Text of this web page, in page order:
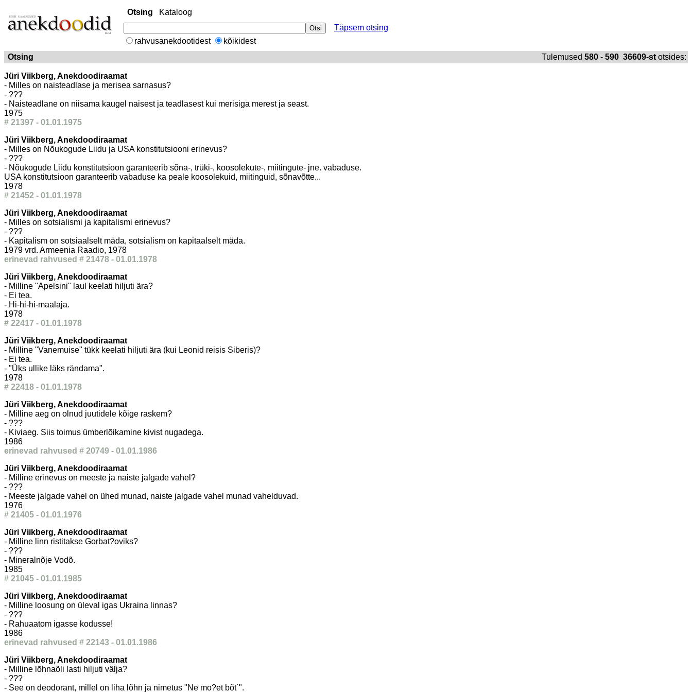
Otsing
Kataloog
Täpsem otsing
rahvusanekdootidest
kõikidest
Otsing
Tulemused 580 - 590 36609-st otsides:
Jüri Viikberg, Anekdoodiraamat
- Milles on naisteadlase ja merisea sarnasus?
- ???
- Naisteadlane on niisama kaugel naisest ja teadlasest kui merisiga merest ja seast.
1975
# 21397 - 01.01.1975
Jüri Viikberg, Anekdoodiraamat
- Milles on Nõukogude Liidu ja USA konstitutsiooni erinevus?
- ???
- Nõukogude Liidu konstitutsioon garanteerib sõna-, trüki-, koosolekute-, miitingute- jne. vabaduse.
USA konstitutsioon garanteerib vabaduse ka peale koosolekuid, miitinguid, sõnavõtte...
1978
# 21452 - 01.01.1978
Jüri Viikberg, Anekdoodiraamat
- Milles on sotsialismi ja kapitalismi erinevus?
- ???
- Kapitalism on sotsiaalselt mäda, sotsialism on kapitaalselt mäda.
1979 vrd. Armeenia Raadio, 1978
erinevad rahvused # 21478 - 01.01.1978
Jüri Viikberg, Anekdoodiraamat
- Milline "Apelsini" laul keelati hiljuti ära?
- Ei tea.
- Hi-hi-hi-maalaja.
1978
# 22417 - 01.01.1978
Jüri Viikberg, Anekdoodiraamat
- Milline "Vanemuise" tükk keelati hiljuti ära (kui Leonid reisis Siberis)?
- Ei tea.
- "Üks ullike läks rändama".
1978
# 22418 - 01.01.1978
Jüri Viikberg, Anekdoodiraamat
- Milline aeg on olnud juutidele kõige raskem?
- ???
- Kiviaeg. Siis toimus ümberlõikamine kivist nugadega.
1986
erinevad rahvused # 20749 - 01.01.1986
Jüri Viikberg, Anekdoodiraamat
- Milline erinevus on meeste ja naiste jalgade vahel?
- ???
- Meeste jalgade vahel on ühed munad, naiste jalgade vahel munad vahelduvad.
1976
# 21405 - 01.01.1976
Jüri Viikberg, Anekdoodiraamat
- Milline linn ristitakse Gorbat?oviks?
- ???
- Mineralnõje Vodõ.
1985
# 21045 - 01.01.1985
Jüri Viikberg, Anekdoodiraamat
- Milline loosung on üleval igas Ukraina linnas?
- ???
- Rahuaatom igasse kodusse!
1986
erinevad rahvused # 22143 - 01.01.1986
Jüri Viikberg, Anekdoodiraamat
- Milline lõhnaõli lasti hiljuti välja?
- ???
- See on deodorant, millel on liha lõhn ja nimetus "Ne mo?et bõt´".